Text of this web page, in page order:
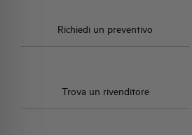
Richiedi un preventivo
Trova un rivenditore